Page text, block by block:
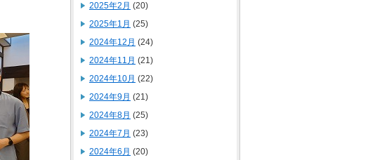
2025年2月 (20)
2025年1月 (25)
2024年12月 (24)
2024年11月 (21)
2024年10月 (22)
2024年9月 (21)
2024年8月 (25)
2024年7月 (23)
2024年6月 (20)